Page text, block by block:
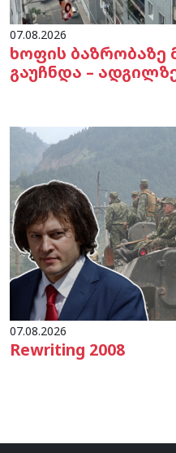
07.08.2026
ხოფის ბაზრობაზე
გაუჩნდა –
07.08.2026
Rewriting 2008